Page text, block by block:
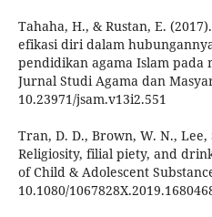
Tahaha, H., & Rustan, E.
efikasi diri dalam
pendidikan agama Islam pada
Jurnal Studi Agama dan
10.23971/jsam.v13i2.551
Tran, D. D., Brown, W. N.,
Religiosity, filial piety, and
of Child & Adolescent
10.1080/